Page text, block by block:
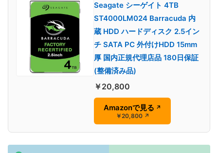
Seagate シーゲイト 4TB
ST4000LM024 Barracuda 内
蔵 HDD ハードディスク 2.5イン
チ SATA PC 外付けHDD 15mm
厚 国内正規代理店品 180日保証
(整備済み品)
￥20,800
Amazonで見る ↗
￥20,800 ↗